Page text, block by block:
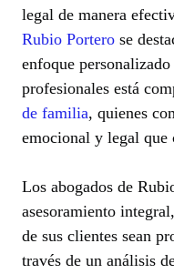
legal de manera
Rubio Portero se
enfoque
profesionales está
de familia, quienes
emocional y legal que
Los abogados de
asesoramiento
de sus clientes sean
través de un análisis